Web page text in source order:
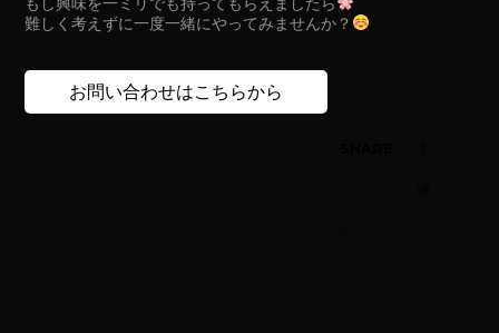
難しく考えずに一度一緒にやってみませんか？
お問い合わせはこちらから